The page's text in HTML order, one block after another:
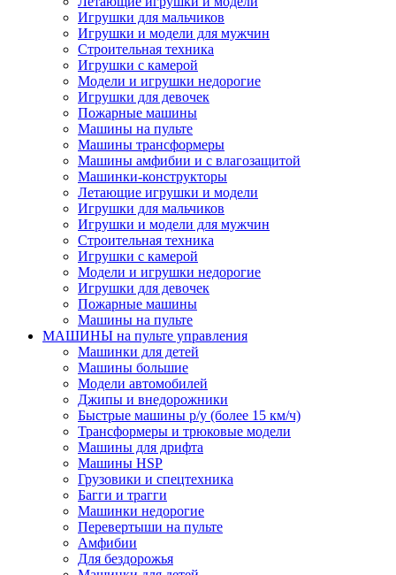
Игрушки для мальчиков
Игрушки и модели для мужчин
Строительная техника
Игрушки с камерой
Модели и игрушки недорогие
Игрушки для девочек
Пожарные машины
Машины на пульте
Машины трансформеры
Машины амфибии и с влагозащитой
Машинки-конструкторы
Летающие игрушки и модели
Игрушки для мальчиков
Игрушки и модели для мужчин
Строительная техника
Игрушки с камерой
Модели и игрушки недорогие
Игрушки для девочек
Пожарные машины
Машины на пульте
МАШИНЫ на пульте управления
Машинки для детей
Машины большие
Модели автомобилей
Джипы и внедорожники
Быстрые машины р/у (более 15 км/ч)
Трансформеры и трюковые модели
Машины для дрифта
Машины HSP
Грузовики и спецтехника
Багги и трагги
Машинки недорогие
Перевертыши на пульте
Амфибии
Для бездорожья